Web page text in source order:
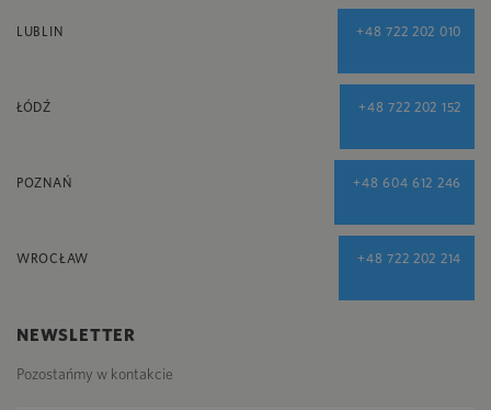
LUBLIN +48 722 202 010
ŁÓDŹ +48 722 202 152
POZNAŃ +48 604 612 246
WROCŁAW +48 722 202 214
NEWSLETTER
Pozostańmy w kontakcie